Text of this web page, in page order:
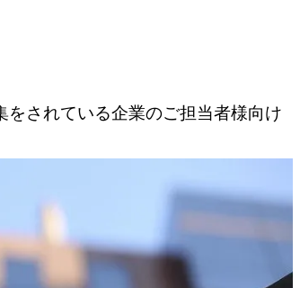
されている企業のご担当者様向け